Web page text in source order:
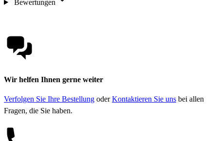
Bewertungen
Wir helfen Ihnen gerne weiter
Verfolgen Sie Ihre Bestellung oderKontaktieren Sie uns bei allen
Fragen, die Sie haben.